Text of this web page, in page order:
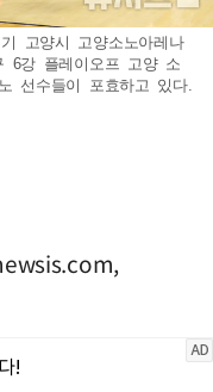
고양시 고양소노아레나
6강 플레이오프 고양 소
선수들이 포효하고 있다.
,